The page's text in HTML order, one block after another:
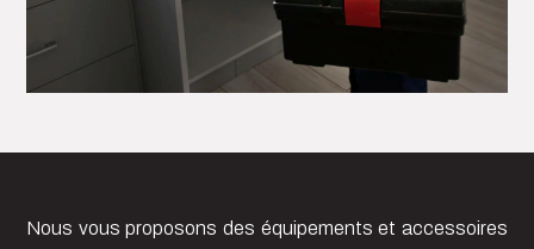
Nous vous proposons des équipements et accessoires